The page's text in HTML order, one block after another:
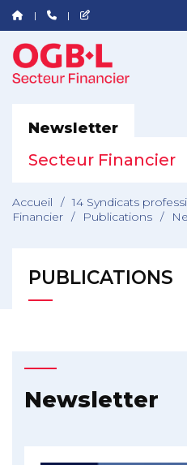
Newsletter
Secteur Financier
Accueil / 14 Syndicats
Financier / Publications /
PUBLICATIONS
Newsletter